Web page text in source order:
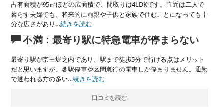
占有面積が95㎡ほどの広面積で、間取りは4LDKです。直近は二人で
暮らす夫婦でも、将来的に両親や子供と家族で住むことになっても十
分な広さがあり…続きを読む
不満：最寄り駅に特急電車が停まらない
最寄り駅が京王堀之内であり、駅まで徒歩5分で行ける点はメリット
だと思いますが、各駅停車や区間急行の電車しか停まりません。通勤
で通われる方の多い…続きを読む
口コミを読む